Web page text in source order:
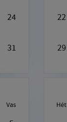
24
31
22
29
Vas Hét